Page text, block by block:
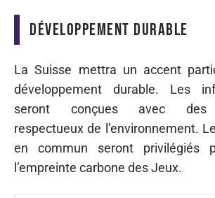
Développement durable
La Suisse mettra un accent
développement durable. Les
seront conçues avec des
respectueux de l’environnement.
en commun seront privilégiés
l’empreinte carbone des Jeux.